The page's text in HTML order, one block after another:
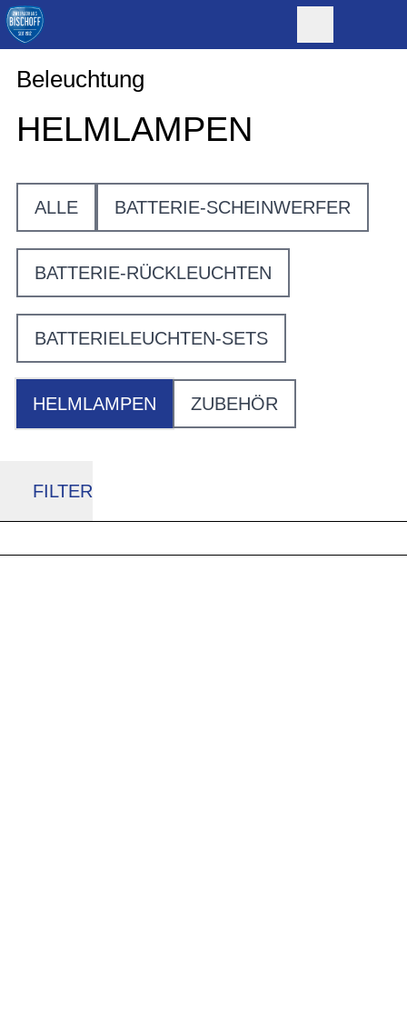
Beleuchtung
HELMLAMPEN
ALLE BATTERIE-SCHEINWERFER
BATTERIE-RÜCKLEUCHTEN
BATTERIELEUCHTEN-SETS
HELMLAMPEN ZUBEHÖR
FILTER